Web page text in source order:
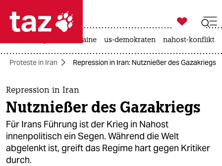
 taz zahl ich
taz zahl ich
themen
politik
öko
gesellschaft

taz zahl ich
krieg in der ukraine us-demokraten nahost-konflikt
Proteste in Iran Repression in Iran: Nutznießer des Gazakriegs
Repression in Iran
Nutznießer des Gazakriegs
Für Irans Führung ist der Krieg in Nahost
innenpolitisch ein Segen. Während die Welt
abgelenkt ist, greift das Regime hart gegen Kritiker
durch.